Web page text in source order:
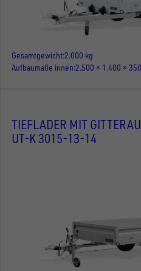
Gesamtgewicht 2.000 kg
Aufbaumaße innen 2.500 × 1.400 ×
TIEFLADER MIT
UT-K 3015-13-14